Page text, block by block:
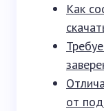
Как
от